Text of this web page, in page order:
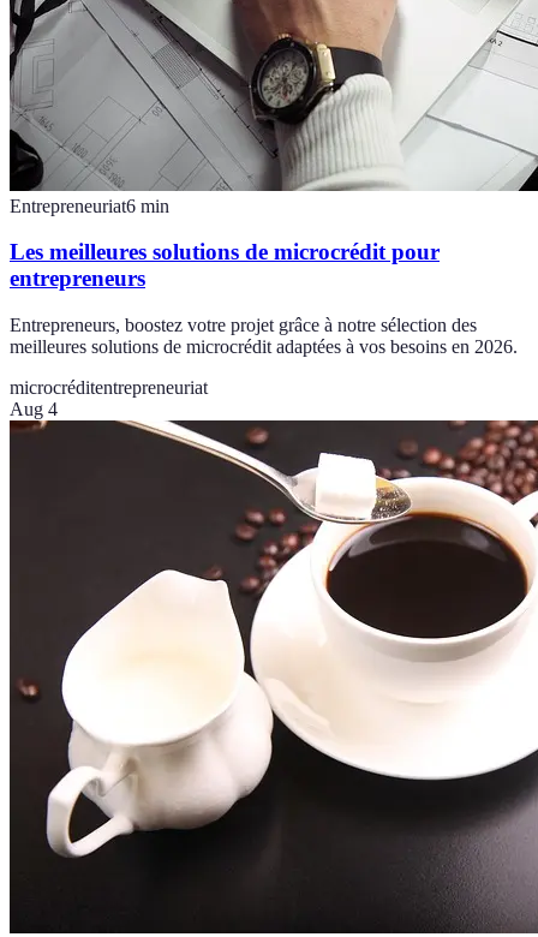
Entrepreneuriat6 min
Les meilleures solutions de microcrédit pour
entrepreneurs
Entrepreneurs, boostez votre projet grâce à notre sélection des
meilleures solutions de microcrédit adaptées à vos besoins en 2026.
microcréditentrepreneuriat
Aug 4